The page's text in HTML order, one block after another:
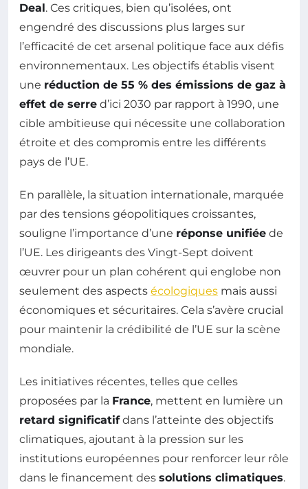
Deal. Ces critiques, bien qu’isolées, ont
engendré des discussions plus larges sur
l’efficacité de cet arsenal politique face aux défis
environnementaux. Les objectifs établis visent
une réduction de 55 % des émissions de gaz à
effet de serre d’ici 2030 par rapport à 1990, une
cible ambitieuse qui nécessite une collaboration
étroite et des compromis entre les différents
pays de l’UE.
En parallèle, la situation internationale, marquée
par des tensions géopolitiques croissantes,
souligne l’importance d’une réponse unifiée de
l’UE. Les dirigeants des Vingt-Sept doivent
œuvrer pour un plan cohérent qui englobe non
seulement des aspects écologiques mais aussi
économiques et sécuritaires. Cela s’avère crucial
pour maintenir la crédibilité de l’UE sur la scène
mondiale.
Les initiatives récentes, telles que celles
proposées par la France, mettent en lumière un
retard significatifdans l’atteinte des objectifs
climatiques, ajoutant à la pression sur les
institutions européennes pour renforcer leur rôle
dans le financement des solutions climatiques.